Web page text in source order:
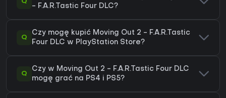
- F.A.R.Tastic Four DLC?
Q
Czy mogę kupić Moving Out 2 - F.A.R.Tastic
Four DLC w PlayStation Store?
Q
Czy w Moving Out 2 - F.A.R.Tastic Four DLC
mogę grać na PS4 i PS5?